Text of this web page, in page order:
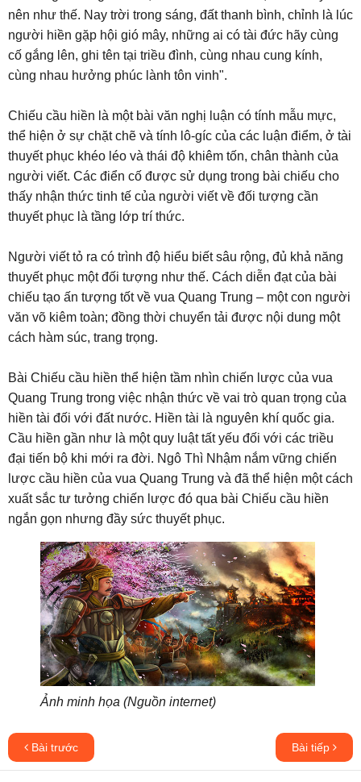
nên như thế. Nay trời trong sáng, đất thanh bình, chỉnh là lúc
người hiền gặp hội gió mây, những ai có tài đức hãy cùng
cố gắng lên, ghi tên tại triều đình, cùng nhau cung kính,
cùng nhau hưởng phúc lành tôn vinh".
Chiếu cầu hiền là một bài văn nghị luận có tính mẫu mực,
thể hiện ở sự chặt chẽ và tính lô-gíc của các luận điểm, ở tài
thuyết phục khéo léo và thái độ khiêm tốn, chân thành của
người viết. Các điển cố được sử dụng trong bài chiếu cho
thấy nhận thức tinh tế của người viết về đối tượng cần
thuyết phục là tầng lớp trí thức.
Người viết tỏ ra có trình độ hiểu biết sâu rộng, đủ khả năng
thuyết phục một đối tượng như thế. Cách diễn đạt của bài
chiếu tạo ấn tượng tốt về vua Quang Trung – một con người
văn võ kiêm toàn; đồng thời chuyển tải được nội dung một
cách hàm súc, trang trọng.
Bài Chiếu cầu hiền thể hiện tầm nhìn chiến lược của vua
Quang Trung trong việc nhận thức về vai trò quan trọng của
hiền tài đối với đất nước. Hiền tài là nguyên khí quốc gia.
Cầu hiền gần như là một quy luật tất yếu đối với các triều
đại tiến bộ khi mới ra đời. Ngô Thì Nhậm nắm vững chiến
lược cầu hiền của vua Quang Trung và đã thể hiện một cách
xuất sắc tư tưởng chiến lược đó qua bài Chiếu cầu hiền
ngắn gọn nhưng đầy sức thuyết phục.
Ảnh minh họa (Nguồn internet)
Bài trước Bài tiếp